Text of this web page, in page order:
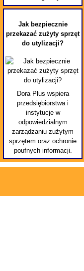
Jak bezpiecznie
przekazać zużyty sprzęt
do utylizacji?
Dora Plus wspiera
przedsiębiorstwa i
instytucje w
odpowiedzialnym
zarządzaniu zużytym
sprzętem oraz ochronie
poufnych informacji.